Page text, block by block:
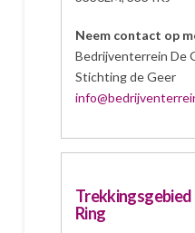
Neem contact op
Bedrijventerrein De
Stichting de Geer
Trekkingsgebied
Ring